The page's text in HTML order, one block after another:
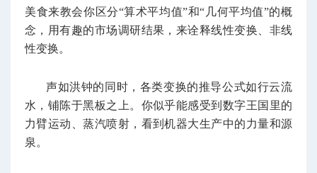
美食来教会你区分“算术平均值”和“几何平均值”的概
念，用有趣的市场调研结果，来诠释线性变换、非线
性变换。
声如洪钟的同时，各类变换的推导公式如行云流
水，铺陈于黑板之上。你似乎能感受到数字王国里的
力臂运动、蒸汽喷射，看到机器大生产中的力量和源
泉。